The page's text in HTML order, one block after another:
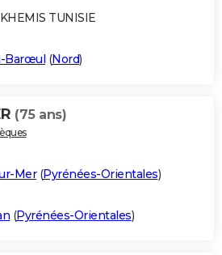
TUNISIE
Barœul (Nord)
(75 ans)
Mer(Pyrénées-Orientales)
(Pyrénées-Orientales)